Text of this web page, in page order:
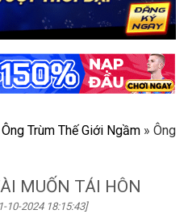
Trùm Thế Giới Ngầm » Ông
MUỐN TÁI HÔN
10-2024 18:15:43]